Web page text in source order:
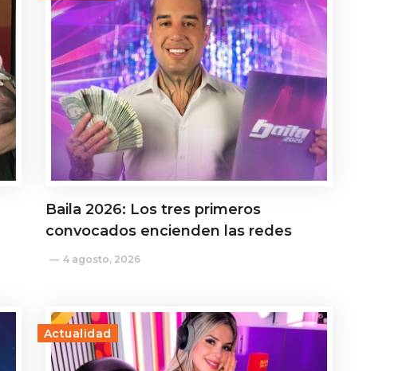
Baila 2026: Los tres primeros
convocados encienden las redes
4 agosto, 2026
Actualidad